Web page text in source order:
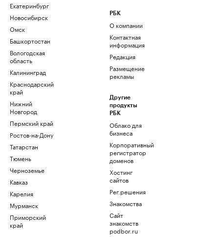
Екатеринбург
Новосибирск
Омск
Башкортостан
Вологодская
область
Калининград
Краснодарский
край
Нижний
Новгород
Пермский край
Ростов-на-Дону
Татарстан
Тюмень
Черноземье
Кавказ
Карелия
Мурманск
Приморский
край
РБК
О компании
Контактная
информация
Редакция
Размещение
рекламы
Другие
продукты
РБК
Облако для
бизнеса
Корпоративный
регистратор
доменов
Хостинг
сайтов
Рег.решения
Знакомства
Сайт
знакомств
podbor.ru